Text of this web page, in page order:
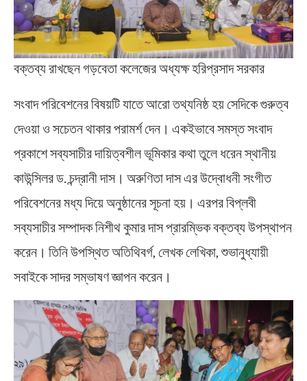
বক্তব্য রাখছেন গড়বেতা কলেজের অধ্যক্ষ হরিপ্রসাদ সরকার
সংবাদ পরিবেশনের বিষয়টি যাতে আরো তথ্যনিষ্ঠ হয় সেদিকে গুরুত্ব
দেওয়া ও সচেতন থাকার পরামর্শ দেন। একইভাবে সমস্ত সংবাদ
প্রকাশে সব্যসাচীর দায়িত্বশীল ভূমিকার কথা তুলে ধরেন স্থানীয়
কাউন্সিলর ড. চন্দ্রানী দাস। অরুণিতা দাস এর উদ্বোধনী সংগীত
পরিবেশনের মধ্য দিয়ে অনুষ্ঠানের সূচনা হয়। এরপর বিপ্লবী
সব্যসাচীর সম্পাদক নিশীথ কুমার দাস প্রারম্ভিক বক্তব্য উপস্থাপন
করেন। তিনি উপস্থিত অতিথিবর্গ, লেখক লেখিকা, শুভানুধ্যায়ী
সবাইকে সাদর সম্ভাষণ জ্ঞাপন করেন।